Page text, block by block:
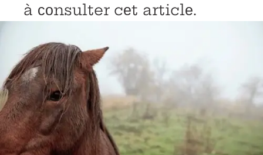
à соnsulter cеt articlе.